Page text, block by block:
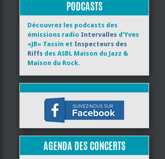
PODCASTS
Découvrez les podcasts des
émissions radio Intervalles d’Yves
«JB» Tassin et Inspecteurs des
Riffs des ASBL Maison du Jazz &
Maison du Rock.
AGENDA DES CONCERTS